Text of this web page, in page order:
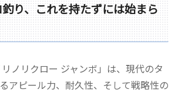
り、これを持たずには始まら
リノリクロー ジャンボ」は、現代のタ
アピール力、耐久性、そして戦略性の